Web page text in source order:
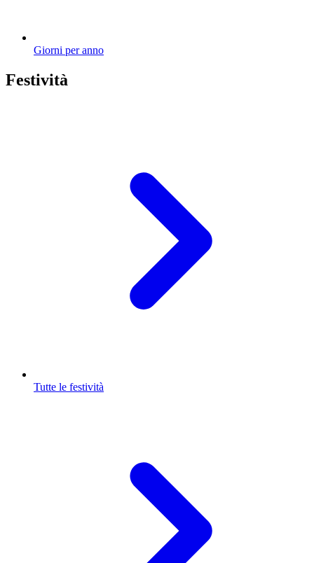
Giorni per anno
Festività
Tutte le festività